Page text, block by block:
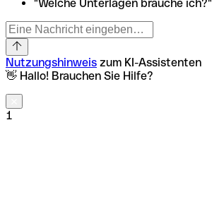
"Welche Unterlagen brauche ich?"
Nutzungshinweis zum KI-Assistenten
👋 Hallo! Brauchen Sie Hilfe?
1